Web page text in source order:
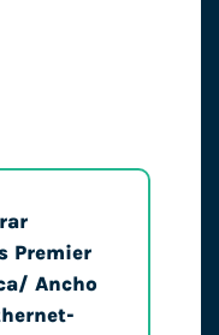
Premier
Ancho